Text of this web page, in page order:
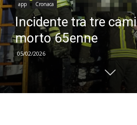
app Cronaca
Incidente tra tre
morto 65enne
05/02/2026